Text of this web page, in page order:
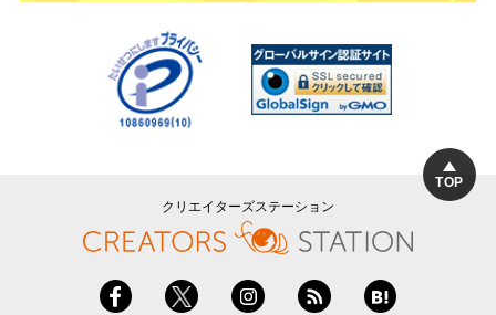
TOP
クリエイターズステーション